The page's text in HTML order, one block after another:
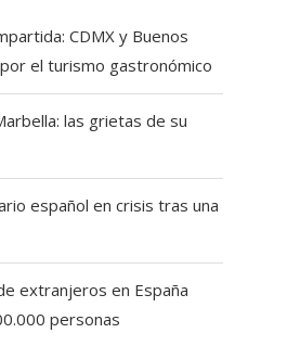
CDMX y Buenos
el turismo gastronómico
las grietas de su
español en crisis tras una
extranjeros en España
personas